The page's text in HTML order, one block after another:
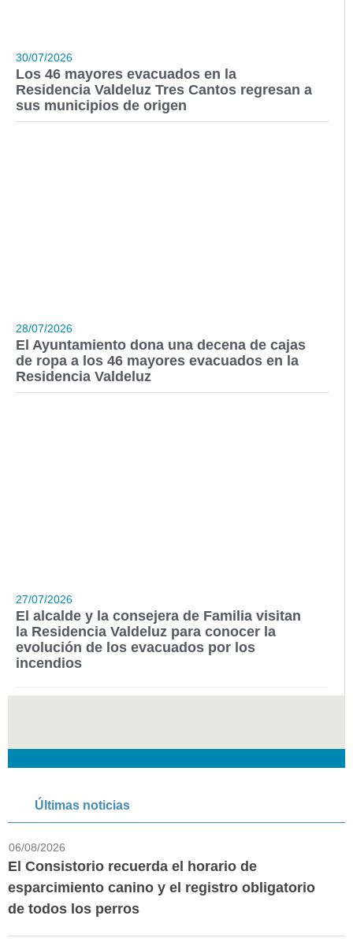
30/07/2026
Los 46 mayores evacuados en la
Residencia Valdeluz Tres Cantos regresan a
sus municipios de origen
28/07/2026
El Ayuntamiento dona una decena de cajas
de ropa a los 46 mayores evacuados en la
Residencia Valdeluz
27/07/2026
El alcalde y la consejera de Familia visitan
la Residencia Valdeluz para conocer la
evolución de los evacuados por los
incendios
Últimas noticias
06/08/2026
El Consistorio recuerda el horario de
esparcimiento canino y el registro obligatorio
de todos los perros